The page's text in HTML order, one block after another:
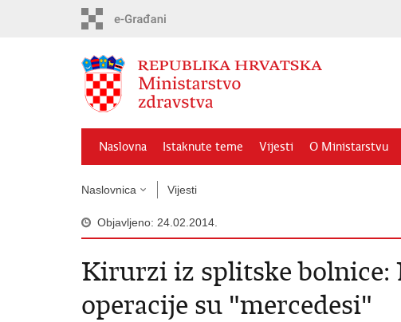
Naslovna Istaknute teme Vijesti O Ministarstvu
Naslovnica Vijesti
Objavljeno: 24.02.2014.
Kirurzi iz splitske bolnice:
operacije su "mercedesi"